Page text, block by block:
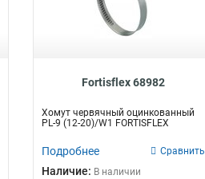
Fortisflex 68982
Хомут червячный оцинкованный
PL-9 (12-20)/W1 FORTISFLEX
Подробнее Сравнить
Наличие: В наличии